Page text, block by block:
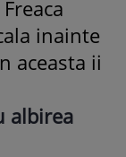
inainte
aceasta ii
albirea